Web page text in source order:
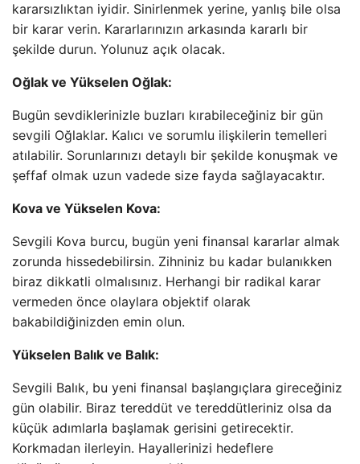
kararsızlıktan iyidir. Sinirlenmek yerine, yanlış bile olsa
bir karar verin. Kararlarınızın arkasında kararlı bir
şekilde durun. Yolunuz açık olacak.
Oğlak ve Yükselen Oğlak:
Bugün sevdiklerinizle buzları kırabileceğiniz bir gün
sevgili Oğlaklar. Kalıcı ve sorumlu ilişkilerin temelleri
atılabilir. Sorunlarınızı detaylı bir şekilde konuşmak ve
şeffaf olmak uzun vadede size fayda sağlayacaktır.
Kova ve Yükselen Kova:
Sevgili Kova burcu, bugün yeni finansal kararlar almak
zorunda hissedebilirsin. Zihniniz bu kadar bulanıkken
biraz dikkatli olmalısınız. Herhangi bir radikal karar
vermeden önce olaylara objektif olarak
bakabildiğinizden emin olun.
Yükselen Balık ve Balık:
Sevgili Balık, bu yeni finansal başlangıçlara gireceğiniz
gün olabilir. Biraz tereddüt ve tereddütleriniz olsa da
küçük adımlarla başlamak gerisini getirecektir.
Korkmadan ilerleyin. Hayallerinizi hedeflere